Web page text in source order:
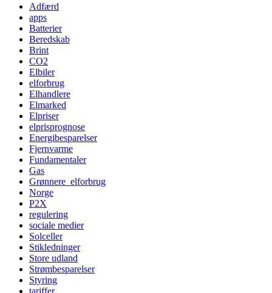
Adfærd
apps
Batterier
Beredskab
Brint
CO2
Elbiler
elforbrug
Elhandlere
Elmarked
Elpriser
elprisprognose
Energibesparelser
Fjernvarme
Fundamentaler
Gas
Grønnere_elforbrug
Norge
P2X
regulering
sociale medier
Solceller
Stikledninger
Store udland
Strømbesparelser
Styring
tariffer